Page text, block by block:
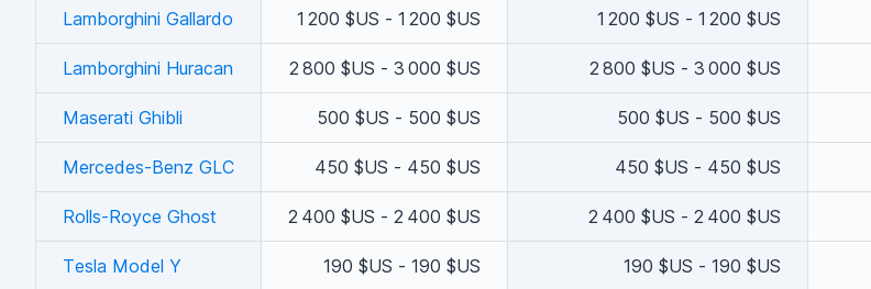
Lamborghini Gallardo 1 200 $US - 1 200 $US 1 200 $US - 1 200 $US
Lamborghini Huracan 2 800 $US - 3 000 $US 2 800 $US - 3 000 $US
Maserati Ghibli 500 $US - 500 $US 500 $US - 500 $US
Mercedes-Benz GLC 450 $US - 450 $US 450 $US - 450 $US
Rolls-Royce Ghost 2 400 $US - 2 400 $US 2 400 $US - 2 400 $US
Tesla Model Y 190 $US - 190 $US 190 $US - 190 $US